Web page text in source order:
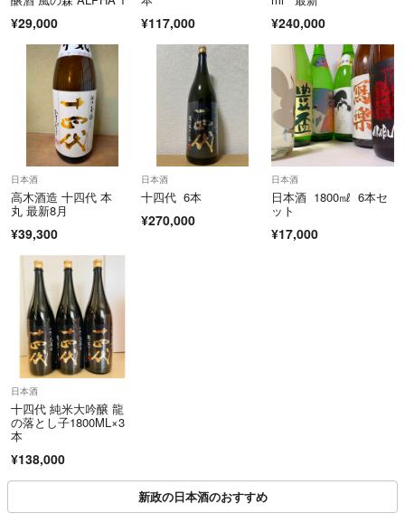
¥29,000 ¥117,000 ¥240,000
日本酒
高木酒造 十四代 本
丸 最新8月
¥39,300
日本酒
十四代 6本
¥270,000
日本酒
日本酒 1800㎖ 6本セ
ット
¥17,000
日本酒
十四代 純米大吟醸 龍
の落とし子1800ML×3
本
¥138,000
新政の日本酒のおすすめ